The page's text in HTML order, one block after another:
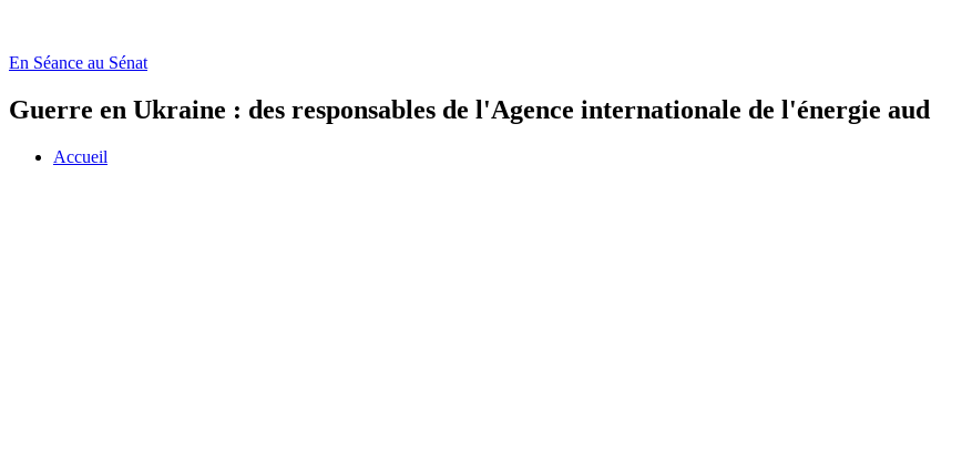
En Séance au Sénat
Guerre en Ukraine : des responsables de l'Agence internationale de l'énergie aud
Accueil